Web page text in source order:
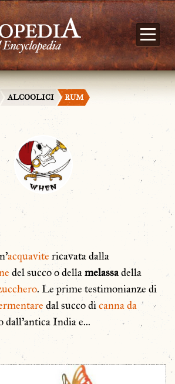
ALCOOLICI RUM
acquavite ricavata dalla
del succo o dellamelassadella
. Le prime testimonianze di
dal succo dicanna da
dall’antica India e...